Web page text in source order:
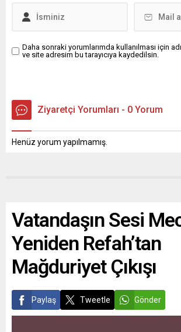
Daha sonraki yorumlarımda kullanılması için
ve site adresim bu tarayıcıya kaydedilsin.
Ziyaretçi Yorumları - 0 Yorum
Henüz yorum yapılmamış.
Vatandaşın Sesi
Yeniden Refah’tan
Mağduriyet Çıkışı
Paylaş Tweetle Gönder